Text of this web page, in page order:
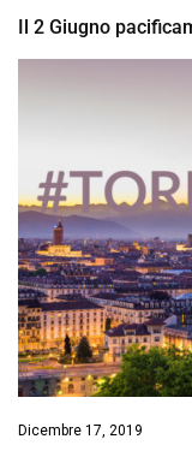
Il 2 Giugno
Dicembre 17, 2019